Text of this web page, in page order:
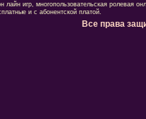
лайн игр, многопользовательская ролевая
и с абонентской платой.
Все права